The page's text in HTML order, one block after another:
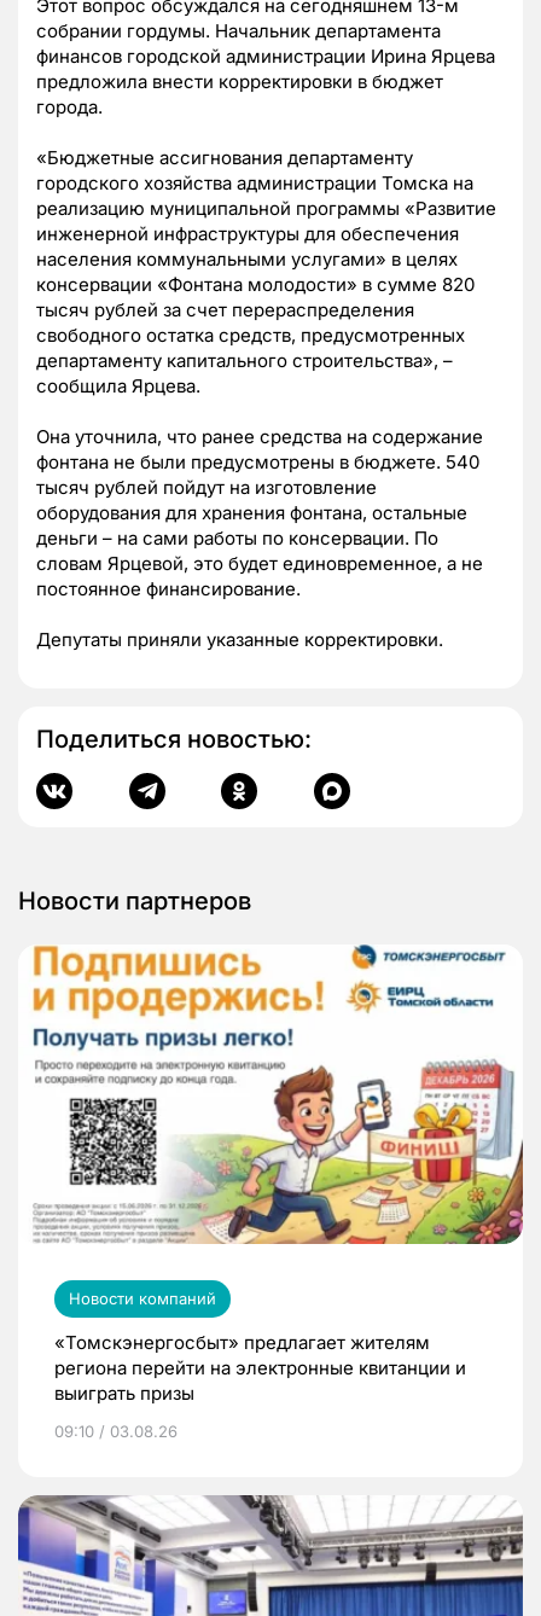
Этот вопрос обсуждался на сегодняшнем 13-м
собрании гордумы. Начальник департамента
финансов городской администрации Ирина Ярцева
предложила внести корректировки в бюджет
города.
«Бюджетные ассигнования департаменту
городского хозяйства администрации Томска на
реализацию муниципальной программы «Развитие
инженерной инфраструктуры для обеспечения
населения коммунальными услугами» в целях
консервации «Фонтана молодости» в сумме 820
тысяч рублей за счет перераспределения
свободного остатка средств, предусмотренных
департаменту капитального строительства», –
сообщила Ярцева.
Она уточнила, что ранее средства на содержание
фонтана не были предусмотрены в бюджете. 540
тысяч рублей пойдут на изготовление
оборудования для хранения фонтана, остальные
деньги – на сами работы по консервации. По
словам Ярцевой, это будет единовременное, а не
постоянное финансирование.
Депутаты приняли указанные корректировки.
Поделиться новостью:
Новости партнеров
Новости компаний
«Томскэнергосбыт» предлагает жителям
региона перейти на электронные квитанции и
выиграть призы
09:10 / 03.08.26